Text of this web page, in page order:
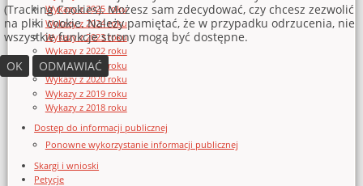
Wykazy z 2025 roku
Wykazy z 2024 roku
Wykazy z 2023 roku
Wykazy z 2022 roku
Wykazy z 2021 roku
Wykazy z 2020 roku
Wykazy z 2019 roku
Wykazy z 2018 roku
Dostęp do informacji publicznej
Ponowne wykorzystanie informacji publicznej
Skargi i wnioski
Petycje
(Tracking Cookies). Możesz sam zdecydować, czy chcesz zezwolić
na pliki cookie. Należy pamiętać, że w przypadku odrzucenia, nie
wszystkie funkcje strony mogą być dostępne.
OK
ODMAWIAĆ